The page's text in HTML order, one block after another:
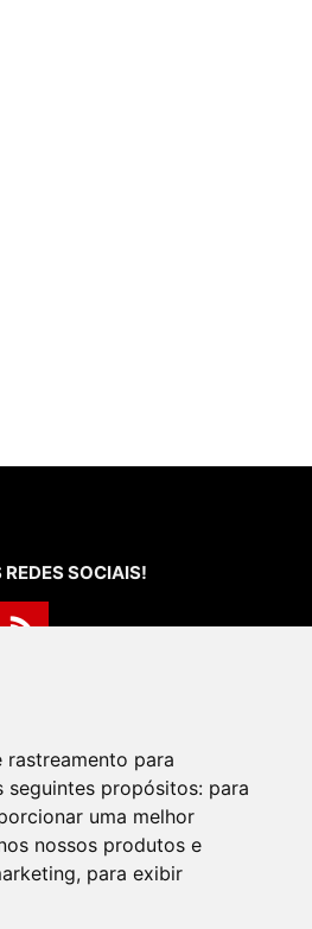
para
seguintes propósitos: para
uma melhor
nossos produtos e
, para exibir
SOCIAIS!